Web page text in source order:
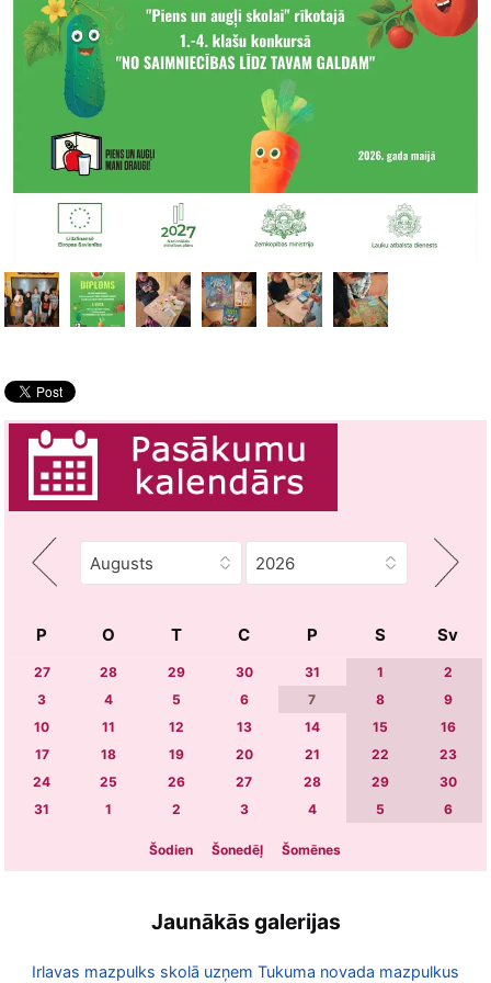
P O T C P S Sv
27 28 29 30 31 1
2
3
4 5 6 7 8
9
10
11 12 13 14 15
16
17
18 19 20 21 22
23
24
25 26 27 28 29
30
31
1 2 3 4 5 6
Šodien Šonedēļ Šomēnes
Jaunākās galerijas
Irlavas mazpulks skolā uzņem Tukuma novada mazpulkus